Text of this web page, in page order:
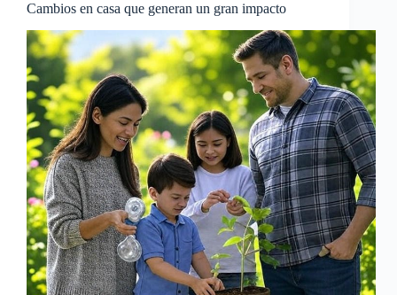
Cambios en casa que generan un gran impacto